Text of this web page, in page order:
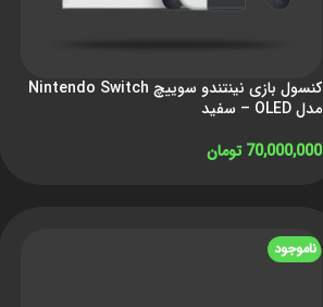
کنسول بازی نینتندو سوییچ Nintendo Switch
مدل OLED – سفید
70,000,000 تومان
ناموجود